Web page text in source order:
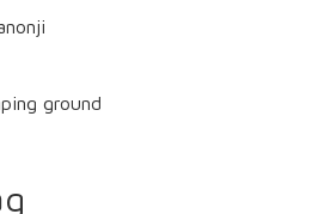
ground